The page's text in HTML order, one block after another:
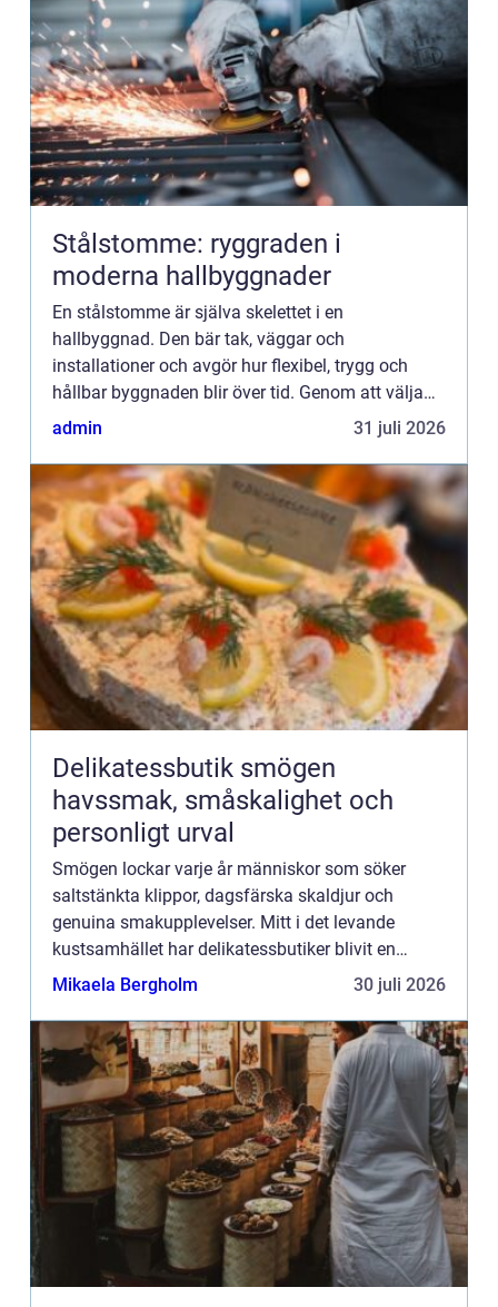
Stålstomme: ryggraden i
moderna hallbyggnader
En stålstomme är själva skelettet i en
hallbyggnad. Den bär tak, väggar och
installationer och avgör hur flexibel, trygg och
hållbar byggnaden blir över tid. Genom att välja
rätt stomsystem i st&ari...
admin 31 juli 2026
Delikatessbutik smögen
havssmak, småskalighet och
personligt urval
Smögen lockar varje år människor som söker
saltstänkta klippor, dagsfärska skaldjur och
genuina smakupplevelser. Mitt i det levande
kustsamhället har delikatessbutiker blivit en
naturlig förlängning av fiskhamnen. Här möts
Mikaela Bergholm 30 juli 2026